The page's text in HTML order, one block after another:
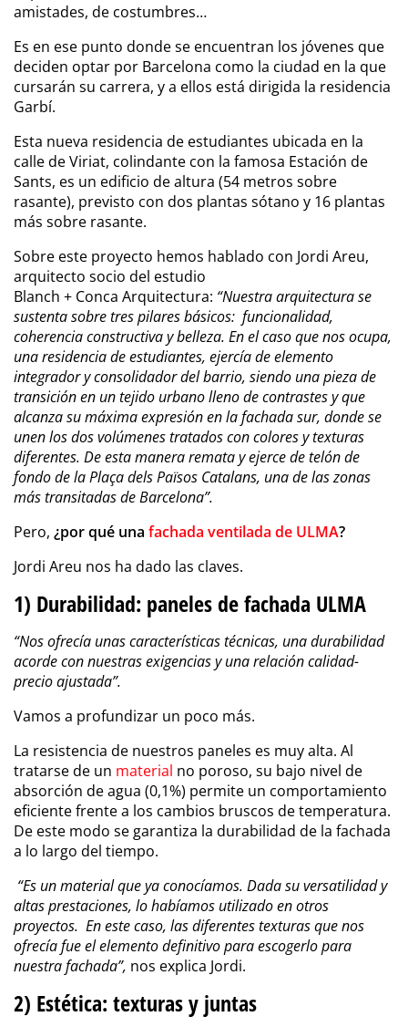
amistades, de costumbres…
Es en ese punto donde se encuentran los jóvenes que
deciden optar por Barcelona como la ciudad en la que
cursarán su carrera, y a ellos está dirigida la residencia
Garbí.
Esta nueva residencia de estudiantes ubicada en la
calle de Viriat, colindante con la famosa Estación de
Sants, es un edificio de altura (54 metros sobre
rasante), previsto con dos plantas sótano y 16 plantas
más sobre rasante.
Sobre este proyecto hemos hablado con Jordi Areu,
arquitecto socio del estudio
Blanch + Conca Arquitectura: “Nuestra arquitectura se
sustenta sobre tres pilares básicos: funcionalidad,
coherencia constructiva y belleza. En el caso que nos ocupa,
una residencia de estudiantes, ejercía de elemento
integrador y consolidador del barrio, siendo una pieza de
transición en un tejido urbano lleno de contrastes y que
alcanza su máxima expresión en la fachada sur, donde se
unen los dos volúmenes tratados con colores y texturas
diferentes. De esta manera remata y ejerce de telón de
fondo de la Plaça dels Països Catalans, una de las zonas
más transitadas de Barcelona”.
Pero, ¿por qué una fachada ventilada de ULMA?
Jordi Areu nos ha dado las claves.
1) Durabilidad: paneles de fachada ULMA
“Nos ofrecía unas características técnicas, una durabilidad
acorde con nuestras exigencias y una relación calidad-
precio ajustada”.
Vamos a profundizar un poco más.
La resistencia de nuestros paneles es muy alta. Al
tratarse de un material no poroso, su bajo nivel de
absorción de agua (0,1%) permite un comportamiento
eficiente frente a los cambios bruscos de temperatura.
De este modo se garantiza la durabilidad de la fachada
a lo largo del tiempo.
“Es un material que ya conocíamos. Dada su versatilidad y
altas prestaciones, lo habíamos utilizado en otros
proyectos. En este caso, las diferentes texturas que nos
ofrecía fue el elemento definitivo para escogerlo para
nuestra fachada”, nos explica Jordi.
2) Estética: texturas y juntas